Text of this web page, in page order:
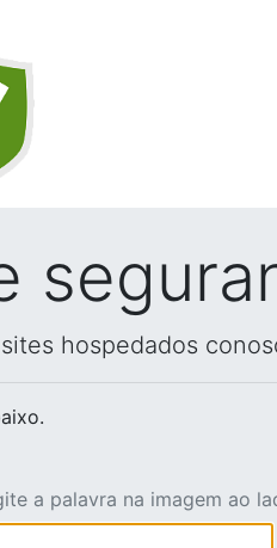
hospedados
a palavra na imagem ao